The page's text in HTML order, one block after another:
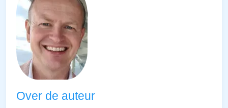
Over de auteur